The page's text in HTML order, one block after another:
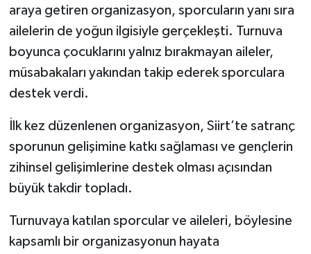
araya getiren organizasyon, sporcuların yanı sıra
ailelerin de yoğun ilgisiyle gerçekleşti. Turnuva
boyunca çocuklarını yalnız bırakmayan aileler,
müsabakaları yakından takip ederek sporculara
destek verdi.
İlk kez düzenlenen organizasyon, Siirt’te satranç
sporunun gelişimine katkı sağlaması ve gençlerin
zihinsel gelişimlerine destek olması açısından
büyük takdir topladı.
Turnuvaya katılan sporcular ve aileleri, böylesine
kapsamlı bir organizasyonun hayata